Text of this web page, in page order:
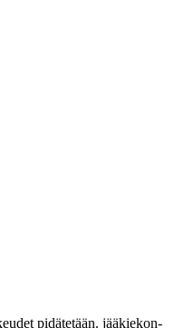
pidätetään. jääkiekon-